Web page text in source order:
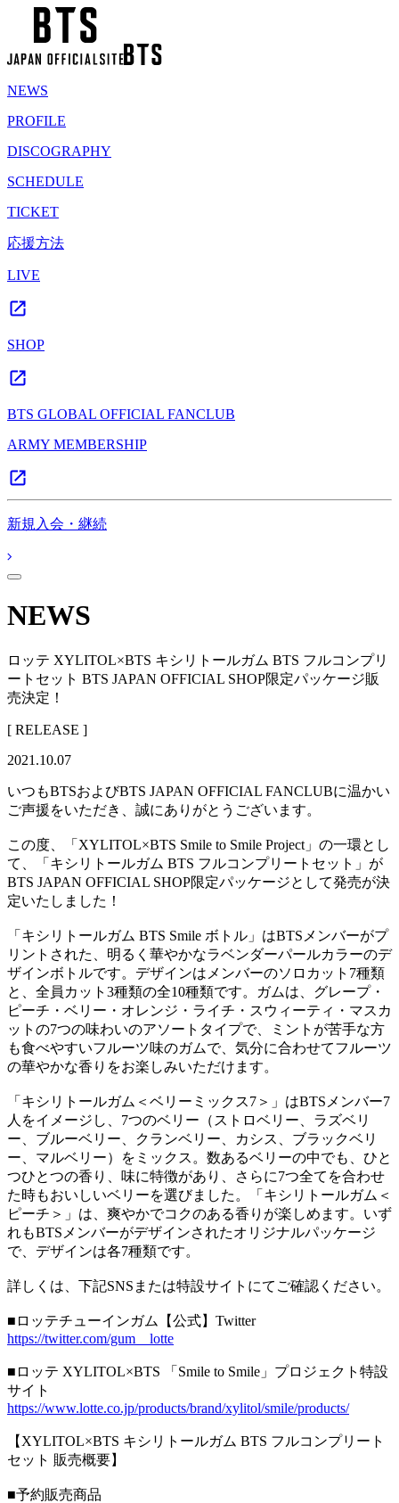
NEWS
PROFILE
DISCOGRAPHY
SCHEDULE
TICKET
応援方法
LIVE
SHOP
BTS GLOBAL OFFICIAL FANCLUB
ARMY MEMBERSHIP
新規入会・継続
NEWS
ロッテ XYLITOL×BTS キシリトールガム BTS フルコンプリ
ートセット BTS JAPAN OFFICIAL SHOP限定パッケージ販
売決定！
[ RELEASE ]
2021.10.07
いつもBTSおよびBTS JAPAN OFFICIAL FANCLUBに温かい
ご声援をいただき、誠にありがとうございます。
この度、「XYLITOL×BTS Smile to Smile Project」の一環とし
て、「キシリトールガム BTS フルコンプリートセット」が
BTS JAPAN OFFICIAL SHOP限定パッケージとして発売が決
定いたしました！
「キシリトールガム BTS Smile ボトル」はBTSメンバーがプ
リントされた、明るく華やかなラベンダーパールカラーのデ
ザインボトルです。デザインはメンバーのソロカット7種類
と、全員カット3種類の全10種類です。ガムは、グレープ・
ピーチ・ベリー・オレンジ・ライチ・スウィーティ・マスカ
ットの7つの味わいのアソートタイプで、ミントが苦手な方
も食べやすいフルーツ味のガムで、気分に合わせてフルーツ
の華やかな香りをお楽しみいただけます。
「キシリトールガム＜ベリーミックス7＞」はBTSメンバー7
人をイメージし、7つのベリー（ストロベリー、ラズベリ
ー、ブルーベリー、クランベリー、カシス、ブラックベリ
ー、マルベリー）をミックス。数あるベリーの中でも、ひと
つひとつの香り、味に特徴があり、さらに7つ全てを合わせ
た時もおいしいベリーを選びました。「キシリトールガム＜
ピーチ＞」は、爽やかでコクのある香りが楽しめます。いず
れもBTSメンバーがデザインされたオリジナルパッケージ
で、デザインは各7種類です。
詳しくは、下記SNSまたは特設サイトにてご確認ください。
■ロッテチューインガム【公式】Twitter
https://twitter.com/gum__lotte
■ロッテ XYLITOL×BTS 「Smile to Smile」プロジェクト特設
サイト
https://www.lotte.co.jp/products/brand/xylitol/smile/products/
【XYLITOL×BTS キシリトールガム BTS フルコンプリート
セット 販売概要】
■予約販売商品